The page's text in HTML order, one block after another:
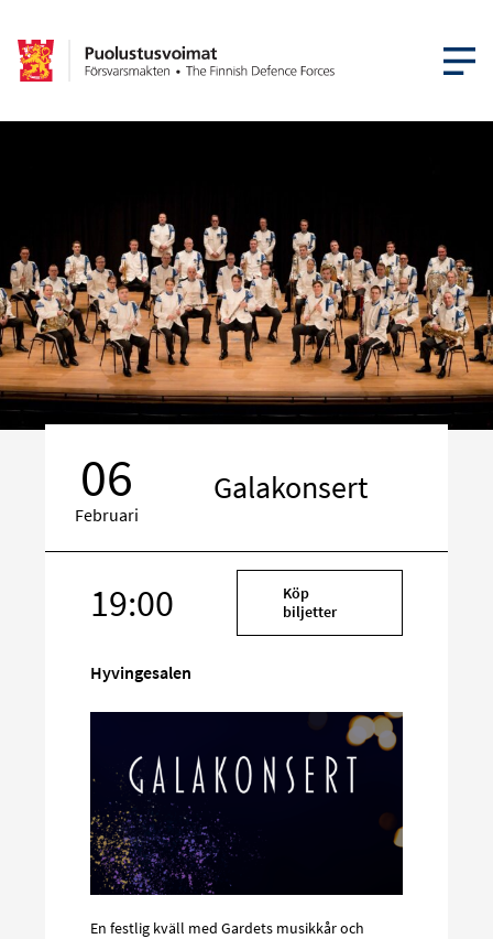
ÖPPNA
06
Februari
Galakonsert
19:00
Köp
biljetter
Hyvingesalen
En festlig kväll med Gardets musikkår och